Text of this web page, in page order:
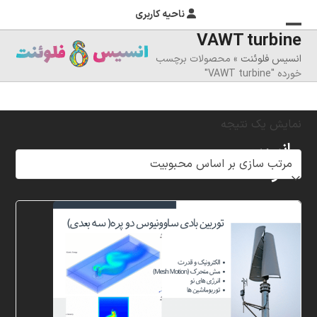
ناحیه کاربری
منوی
موبایل
را
تغییر
دهید
بستن
منوی
موبایل
VAWT turbine
انسیس فلوئنت » محصولات برچسب
خورده "VAWT turbine"
نمایش یک نتیجه
انسیس
فلوئنت
خلاق
پردازشگران
مهر،
متخصص
زمینه